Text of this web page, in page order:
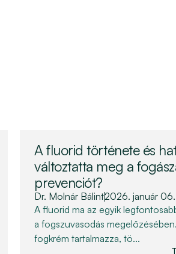
A fluorid története és
változtatta meg a
prevenciót?
Dr. Molnár Bálint2026. január 06.
A fluorid ma az egyik
a fogszuvasodás
fogkrém tartalmazza, tö...